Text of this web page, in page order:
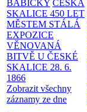
BABIČKY ČESKÁ
SKALICE 450 LET
MĚSTEM STÁLÁ
EXPOZICE
VĚNOVANÁ
BITVĚ U ČESKÉ
SKALICE 28. 6.
1866
Zobrazit všechny
záznamy ze dne